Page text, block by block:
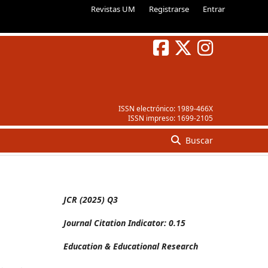
Revistas UM Registrarse Entrar
ISSN electrónico: 1989-466X
ISSN impreso: 1699-2105
Buscar
JCR (2025) Q3
Journal Citation Indicator: 0.15
Education & Educational Research